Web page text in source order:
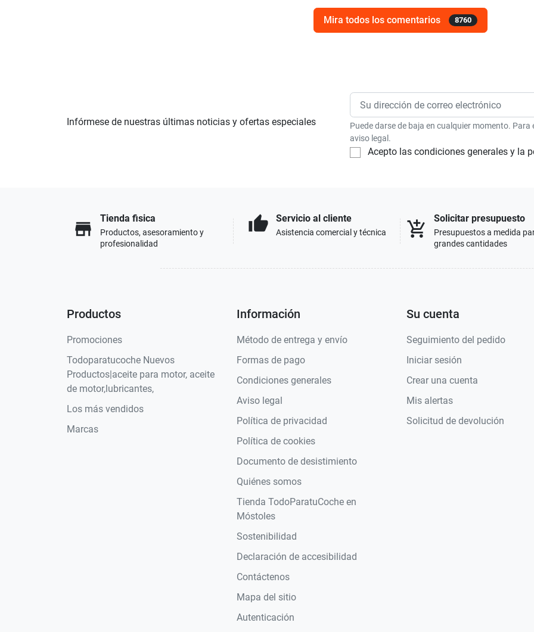
Mira todos los comentarios 8760
Infórmese de nuestras últimas noticias y ofertas especiales
Puede darse de baja en cualquier momento.
aviso legal.
Acepto las condiciones generales y la
store
Tienda fisica
Productos, asesoramiento y
profesionalidad
thumb_up Servicio al cliente
Asistencia comercial y técnica add_shopping_cart
Solicitar presupuesto
Presupuestos a medida
grandes cantidades
Productos
Promociones
Todoparatucoche Nuevos
Productos|aceite para motor, aceite
de motor,lubricantes,
Los más vendidos
Marcas
Información
Método de entrega y envío
Formas de pago
Condiciones generales
Aviso legal
Política de privacidad
Política de cookies
Documento de desistimiento
Quiénes somos
Tienda TodoParatuCoche en
Móstoles
Sostenibilidad
Declaración de accesibilidad
Contáctenos
Mapa del sitio
Autenticación
Su cuenta
Seguimiento del pedido
Iniciar sesión
Crear una cuenta
Mis alertas
Solicitud de devolución